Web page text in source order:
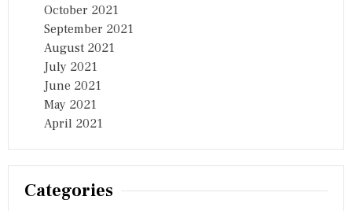
October 2021
September 2021
August 2021
July 2021
June 2021
May 2021
April 2021
Categories